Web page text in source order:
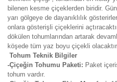
bilenen kesme çiçeklerden biridir.
yarı gölgeye de dayanıklılık
onlara gösterişli çiçeklerini
dökülen tohumlarından artarak
köşede tüm yaz boyu çiçekli
Tohum Teknik Bilgiler
-Çiçeğin Tohumu Paketi: Paket
tohum vardır.